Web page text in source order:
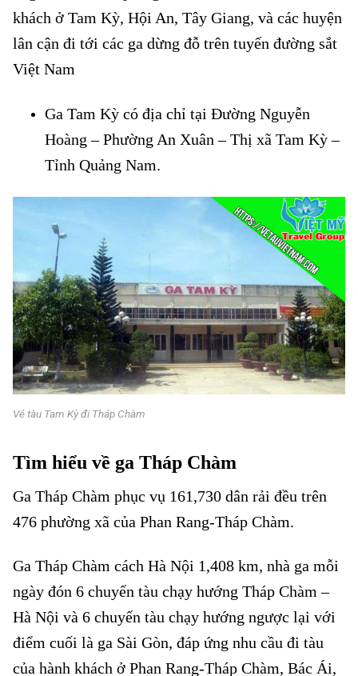
khách ở Tam Kỳ, Hội An, Tây Giang, và các huyện
lân cận đi tới các ga dừng đỗ trên tuyến đường sắt
Việt Nam
Ga Tam Kỳ có địa chỉ tại Đường Nguyễn
Hoàng – Phường An Xuân – Thị xã Tam Kỳ –
Tỉnh Quảng Nam.
Vé tàu Tam Kỳ đi Tháp Chàm
Tìm hiểu về ga Tháp Chàm
Ga Tháp Chàm phục vụ 161,730 dân rải đều trên
476 phường xã của Phan Rang-Tháp Chàm.
Ga Tháp Chàm cách Hà Nội 1,408 km, nhà ga mỗi
ngày đón 6 chuyến tàu chạy hướng Tháp Chàm –
Hà Nội và 6 chuyến tàu chạy hướng ngược lại với
điểm cuối là ga Sài Gòn, đáp ứng nhu cầu đi tàu
của hành khách ở Phan Rang-Tháp Chàm, Bác Ái,